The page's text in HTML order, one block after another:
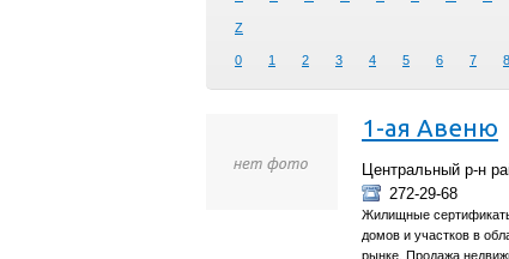
Z
0 1 2 3 4 5 6 7 8
1-ая Авеню
Центральный р-н
272-29-68
Жилищные
домов и участков в
рынке, Продажа